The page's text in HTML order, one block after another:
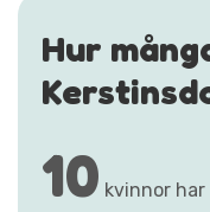
Hur
10 kvinnor